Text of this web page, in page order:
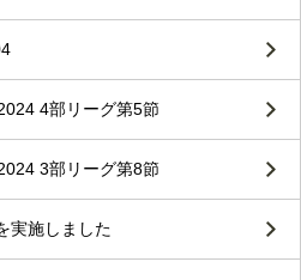
4部リーグ第5節
3部リーグ第8節
実施しました